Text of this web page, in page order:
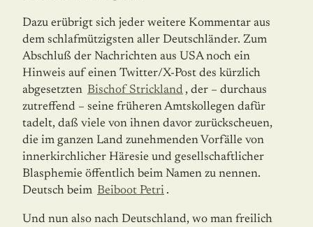
Dazu erübrigt sich jeder weitere Kommentar aus
dem schlafmützigsten aller Deutschländer. Zum
Abschluß der Nachrichten aus USA noch ein
Hinweis auf einen Twitter/X-Post des kürzlich
abgesetzten Bischof Strickland , der – durchaus
zutreffend – seine früheren Amtskollegen dafür
tadelt, daß viele von ihnen davor zurückscheuen,
die im ganzen Land zunehmenden Vorfälle von
innerkirchlicher Häresie und gesellschaftlicher
Blasphemie öffentlich beim Namen zu nennen.
Deutsch beim Beiboot Petri .
Und nun also nach Deutschland, wo man freilich